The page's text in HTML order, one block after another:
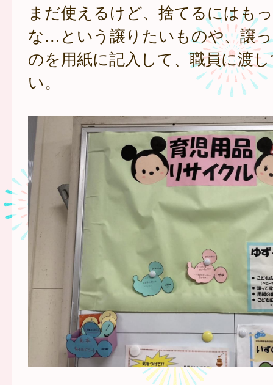
まだ使えるけど、捨てるにはも
な…という譲りたいものや、譲
のを用紙に記入して、職員に渡
い。